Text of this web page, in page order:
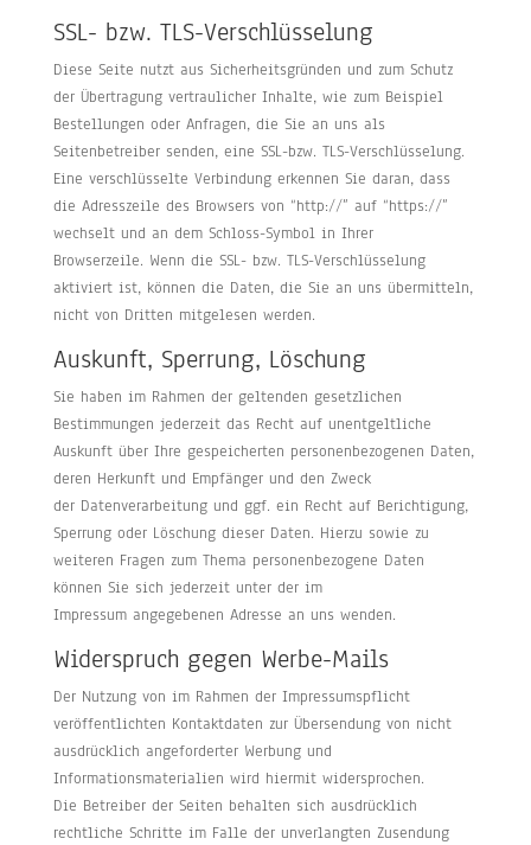
SSL- bzw. TLS-Verschlüsselung
Diese Seite nutzt aus Sicherheitsgründen und zum Schutz
der Übertragung vertraulicher Inhalte, wie zum Beispiel
Bestellungen oder Anfragen, die Sie an uns als
Seitenbetreiber senden, eine SSL-bzw. TLS-Verschlüsselung.
Eine verschlüsselte Verbindung erkennen Sie daran, dass
die Adresszeile des Browsers von “http://” auf “https://”
wechselt und an dem Schloss-Symbol in Ihrer
Browserzeile. Wenn die SSL- bzw. TLS-Verschlüsselung
aktiviert ist, können die Daten, die Sie an uns übermitteln,
nicht von Dritten mitgelesen werden.
Auskunft, Sperrung, Löschung
Sie haben im Rahmen der geltenden gesetzlichen
Bestimmungen jederzeit das Recht auf unentgeltliche
Auskunft über Ihre gespeicherten personenbezogenen Daten,
deren Herkunft und Empfänger und den Zweck
der Datenverarbeitung und ggf. ein Recht auf Berichtigung,
Sperrung oder Löschung dieser Daten. Hierzu sowie zu
weiteren Fragen zum Thema personenbezogene Daten
können Sie sich jederzeit unter der im
Impressum angegebenen Adresse an uns wenden.
Widerspruch gegen Werbe-Mails
Der Nutzung von im Rahmen der Impressumspflicht
veröffentlichten Kontaktdaten zur Übersendung von nicht
ausdrücklich angeforderter Werbung und
Informationsmaterialien wird hiermit widersprochen.
Die Betreiber der Seiten behalten sich ausdrücklich
rechtliche Schritte im Falle der unverlangten Zusendung